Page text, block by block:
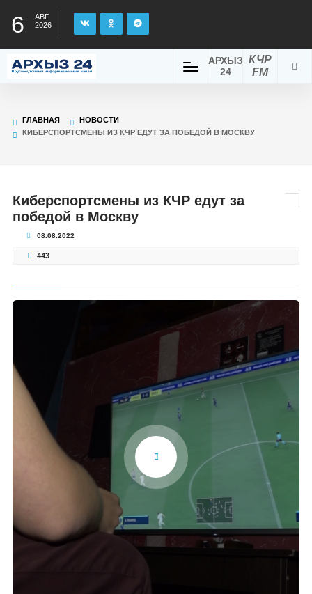
6
АВГ
2026
КЧР
FM
АРХЫЗ
24
ГЛАВНАЯ
НОВОСТИ
КИБЕРСПОРТСМЕНЫ ИЗ КЧР ЕДУТ ЗА ПОБЕДОЙ В МОСКВУ
Киберспортсмены из КЧР едут за
победой в Москву
08.08.2022
443